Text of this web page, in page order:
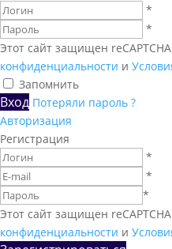
*
*
Этот сайт защищен
конфиденциальности и
Запомнить
Вход Потеряли пароль ?
Авторизация
Регистрация
*
*
*
Этот сайт защищен
конфиденциальности и